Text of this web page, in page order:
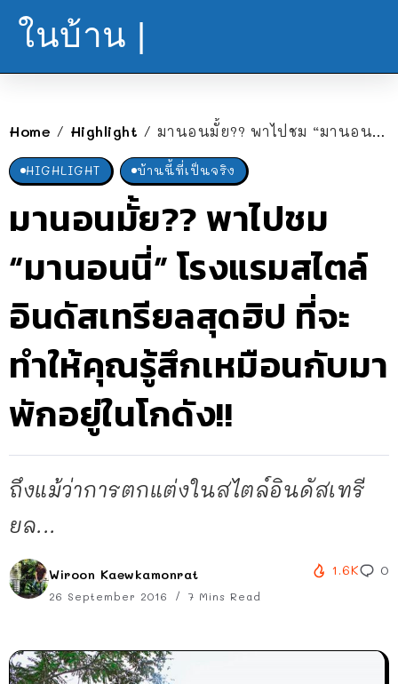
ในบ้าน |
Home / Highlight / มานอนมั้ย?? พาไปชม “มานอนนี่” โรงแรมสไตล์อินดัสเทรียลสุดฮิป ที่จะทำให้คุณรู้สึกเหมือนกับมาพักอยู่ในโกดัง!!
HIGHLIGHT บ้านนี้ที่เป็นจริง
มานอนมั้ย?? พาไปชม
“มานอนนี่” โรงแรมสไตล์
อินดัสเทรียลสุดฮิป ที่จะ
ทำให้คุณรู้สึกเหมือนกับมา
พักอยู่ในโกดัง!!
ถึงแม้ว่าการตกแต่งในสไตล์อินดัสเทรี
ยล...
Wiroon Kaewkamonrat
26 September 2016 7 Mins Read
1.6K 0